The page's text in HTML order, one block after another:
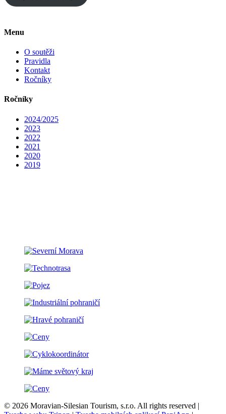
Menu
O soutěži
Pravidla
Kontakt
Ročníky
Ročníky
2024/2025
2023
2022
2021
2020
2019
© 2026 Moravian-Silesian Tourism, s.r.o. All rights reserved |